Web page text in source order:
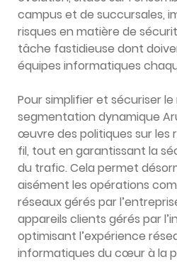
campus et de succursales,
risques en matière de
tâche fastidieuse dont
équipes informatiques
Pour simplifier et sécuriser le
segmentation dynamique
œuvre des politiques sur les
fil, tout en garantissant la
du trafic. Cela permet
aisément les opérations
réseaux gérés par
appareils clients gérés par
optimisant l’expérience
informatiques du cœur à la